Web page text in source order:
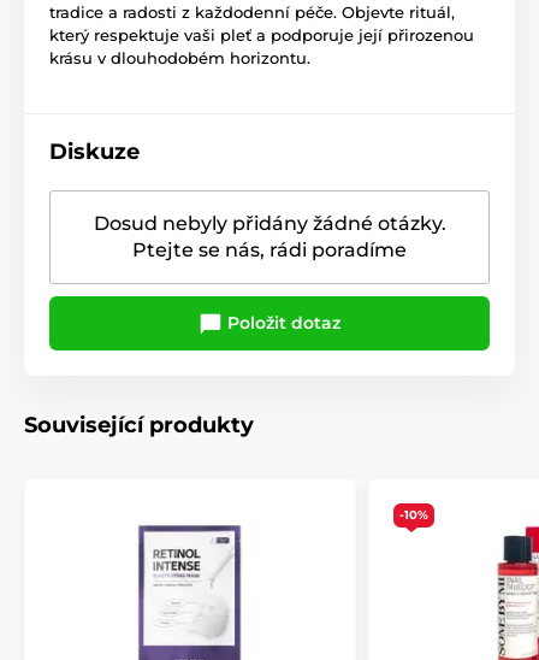
tradice a radosti z každodenní péče. Objevte rituál,
který respektuje vaši pleť a podporuje její přirozenou
krásu v dlouhodobém horizontu.
Diskuze
Dosud nebyly přidány žádné otázky.
Ptejte se nás, rádi poradíme
Položit dotaz
Související produkty
-10%